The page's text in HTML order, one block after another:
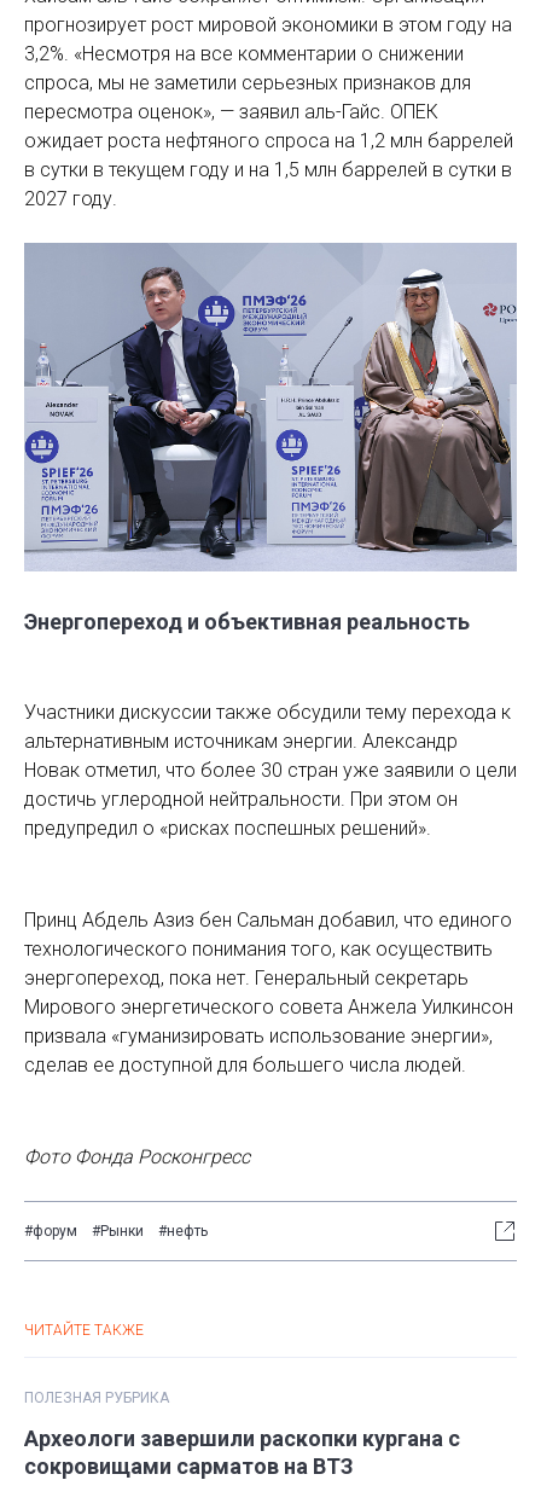
прогнозирует рост мировой экономики в этом году на
3,2%. «Несмотря на все комментарии о снижении
спроса, мы не заметили серьезных признаков для
пересмотра оценок», — заявил аль-Гайс. ОПЕК
ожидает роста нефтяного спроса на 1,2 млн баррелей
в сутки в текущем году и на 1,5 млн баррелей в сутки в
2027 году.
Энергопереход и объективная реальность
Участники дискуссии также обсудили тему перехода к
альтернативным источникам энергии. Александр
Новак отметил, что более 30 стран уже заявили о цели
достичь углеродной нейтральности. При этом он
предупредил о «рисках поспешных решений».
Принц Абдель Азиз бен Сальман добавил, что единого
технологического понимания того, как осуществить
энергопереход, пока нет. Генеральный секретарь
Мирового энергетического совета Анжела Уилкинсон
призвала «гуманизировать использование энергии»,
сделав ее доступной для большего числа людей.
Фото Фонда Росконгресс
#форум #Рынки #нефть
ЧИТАЙТЕ ТАКЖЕ
ПОЛЕЗНАЯ РУБРИКА
Археологи завершили раскопки кургана с
сокровищами сарматов на ВТЗ